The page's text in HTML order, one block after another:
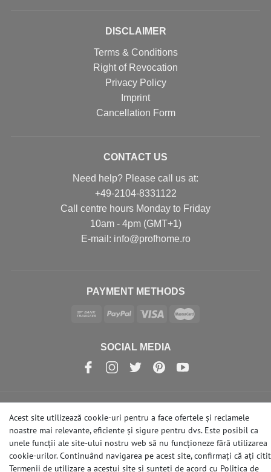
DISCLAIMER
Terms & Conditions
Right of Revocation
Privacy Policy
Imprint
Cancellation Form
CONTACT US
Need help? Please call us at:
+49-2104-8331122
Call centre hours Monday to Friday
10am - 4pm (GMT+1)
Е-mail: info@profhome.ro
PAYMENT METHODS
SOCIAL MEDIA
© Copyright 2026 | e-Delux GmbH
Acest site utilizează cookie-uri pentru a face ofertele și reclamele
noastre mai relevante, eficiente și sigure pentru dvs. Este posibil ca
unele funcții ale site-ului nostru web să nu funcționeze fără utilizarea
cookie-urilor. Continuând navigarea pe acest site, confirmați că ați citit
Termenii de utilizare a acestui site și sunteți de acord cu Politica de